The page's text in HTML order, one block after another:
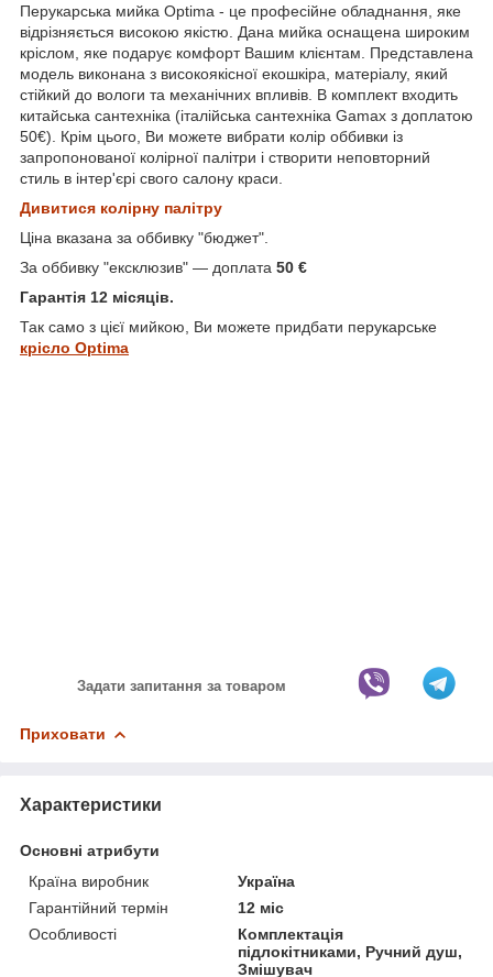
Перукарська мийка Optima - це професійне обладнання, яке
відрізняється високою якістю. Дана мийка оснащена широким
кріслом, яке подарує комфорт Вашим клієнтам. Представлена
модель виконана з високоякісної екошкіра, матеріалу, який
стійкий до вологи та механічних впливів. В комплект входить
китайська сантехніка (італійська сантехніка Gamax з доплатою
50€). Крім цього, Ви можете вибрати колір оббивки із
запропонованої колірної палітри і створити неповторний
стиль в інтер'єрі свого салону краси.
Дивитися колірну палітру
Ціна вказана за оббивку "бюджет".
За оббивку "ексклюзив" ― доплата 50 €
Гарантія 12 місяців.
Так само з цієї мийкою, Ви можете придбати перукарське
крісло Optima
Задати запитання за товаром
Приховати
Характеристики
Основні атрибути
Країна виробник
Україна
Гарантійний термін
12 міс
Особливості
Комплектація
підлокітниками, Ручний душ,
Змішувач